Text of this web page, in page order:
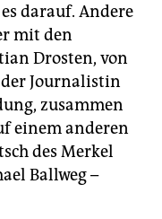
darauf. Andere
mit den
Drosten, von
Journalistin
zusammen
einem anderen
des Merkel
Ballweg –